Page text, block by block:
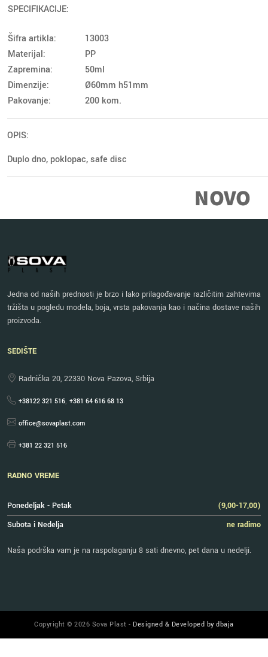
SPECIFIKACIJE:
Šifra artikla:
13003
Materijal:
PP
Zapremina:
50ml
Dimenzije:
Ø60mm h51mm
Pakovanje:
200 kom.
OPIS:
Duplo dno, poklopac, safe disc
Jedna od naših prednosti je brzo i lako prilagođavanje različitim zahtevima
tržišta u pogledu modela, boja, vrsta pakovanja kao i načina dostave naših
proizvoda.
SEDIŠTE
Radnička 20, 22330 Nova Pazova, Srbija
+38122 321 516, +381 64 616 68 13
office@sovaplast.com
+381 22 321 516
RADNO VREME
Ponedeljak - Petak
(9,00-17,00)
Subota i Nedelja
ne radimo
Naša podrška vam je na raspolaganju 8 sati dnevno, pet dana u nedelji.
Copyright © 2026 Sova Plast - Designed & Developed by dbaja